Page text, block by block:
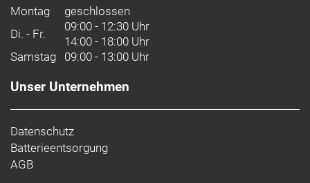
Montag
geschlossen
Di. - Fr.
09:00 - 12:30 Uhr
14:00 - 18:00 Uhr
Samstag 09:00 - 13:00 Uhr
Unser Unternehmen
Datenschutz
Batterieentsorgung
AGB